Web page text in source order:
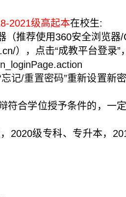
2021级高起本在校生:
（推荐使用360安全浏览器/
），点击“成教平台登录
忘记/重置密码”重新设置新
符合学位授予条件的，一
2020级专科、专升本，